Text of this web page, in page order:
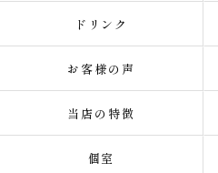
ドリンク
お客様の声
当店の特徴
個室